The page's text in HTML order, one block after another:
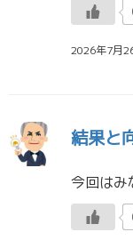
2026年7月
結果と